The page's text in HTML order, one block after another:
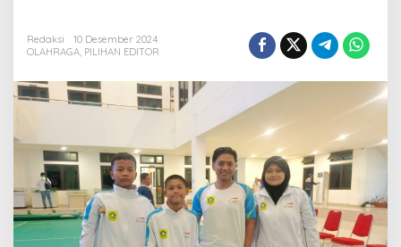
Redaksi
10 Desember 2024
OLAHRAGA, PILIHAN EDITOR